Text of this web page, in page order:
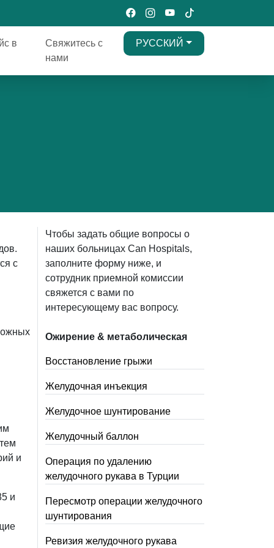
в
Свяжитесь с
нами
РУССКИЙ
с
и
и
Чтобы задать общие вопросы о
наших больницах Can Hospitals,
заполните форму ниже, и
сотрудник приемной комиссии
свяжется с вами по
интересующему вас вопросу.
Ожирение & метаболическая
Восстановление грыжи
Желудочная инъекция
Желудочное шунтирование
Желудочный баллон
Операция по удалению
желудочного рукава в Турции
Пересмотр операции желудочного
шунтирования
Ревизия желудочного рукава